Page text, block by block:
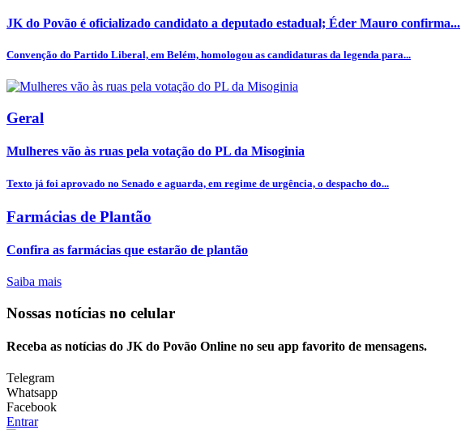
JK do Povão é oficializado candidato a deputado estadual; Éder Mauro confirma...
Convenção do Partido Liberal, em Belém, homologou as candidaturas da legenda para...
Geral
Mulheres vão às ruas pela votação do PL da Misoginia
Texto já foi aprovado no Senado e aguarda, em regime de urgência, o despacho do...
Farmácias de Plantão
Confira as farmácias que estarão de plantão
Saiba mais
Nossas notícias no celular
Receba as notícias do JK do Povão Online no seu app favorito de mensagens.
Telegram
Whatsapp
Facebook
Entrar